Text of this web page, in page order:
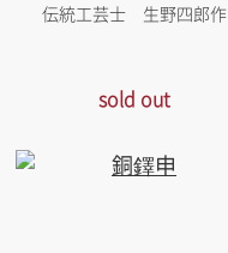
伝統工芸士 生野四郎作
sold out